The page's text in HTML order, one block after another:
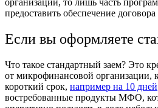
предоставить обеспечение договора
Если вы оформляете
Что такое стандартный заем? Это
от микрофинансовой организации,
короткий срок, например на 10 дней
востребованные продукты МФО,